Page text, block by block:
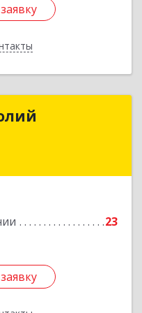
23
Анатолий
Подробнее